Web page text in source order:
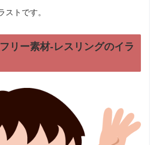
ストです。
リー素材-レスリングのイラ